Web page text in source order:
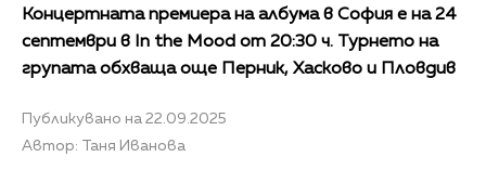
Концертната премиера на албума в София е на 24
септември в In the Mood от 20:30 ч. Турнето на
групата обхваща още Перник, Хасково и Пловдив
Публикувано на 22.09.2025
Автор: Таня Иванова